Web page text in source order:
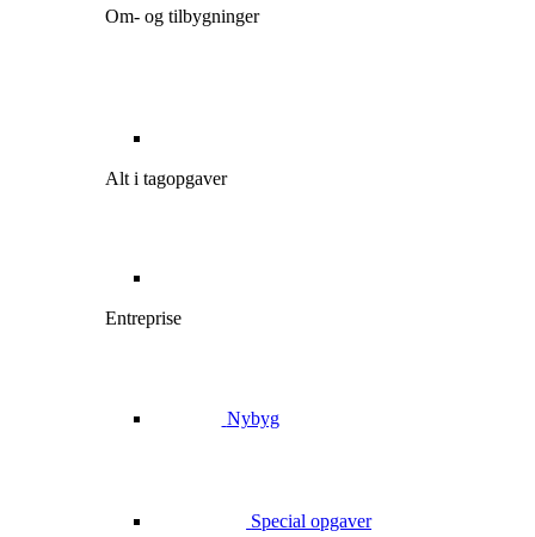
Om- og tilbygninger
Alt i tagopgaver
Entreprise
Nybyg
Special opgaver